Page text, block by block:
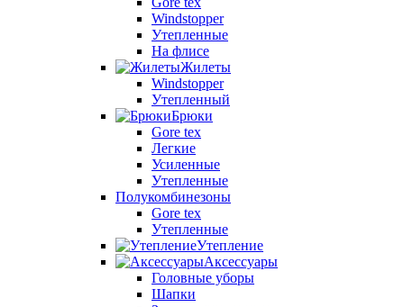
Windstopper
Утепленные
На флисе
Жилеты
Windstopper
Утепленный
Брюки
Gore tex
Легкие
Усиленные
Утепленные
Полукомбинезоны
Gore tex
Утепленные
Утепление
Аксессуары
Головные уборы
Шапки